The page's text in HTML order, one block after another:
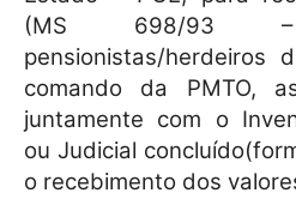
(MS 698/93
pensionistas/herdeiros
comando da PMTO,
juntamente com o
ou Judicial
o recebimento dos